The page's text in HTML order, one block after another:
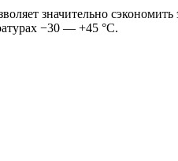
значительно
−30 — +45 °C.